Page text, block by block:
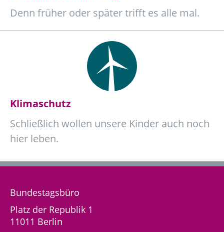
Denn früher oder später trifft es alle mal.
Klimaschutz
Schließlich wollen unsere Kinder auch noch
hier leben.
Bundestagsbüro
Platz der Republik 1
11011 Berlin